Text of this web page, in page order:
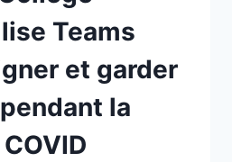
Teams
et garder
la